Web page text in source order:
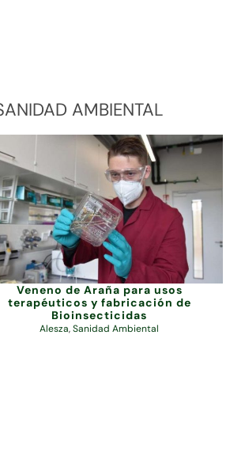
AMBIENTAL
Veneno de Araña para usos
terapéuticos y fabricación de
Bioinsecticidas
Alesza,Sanidad Ambiental